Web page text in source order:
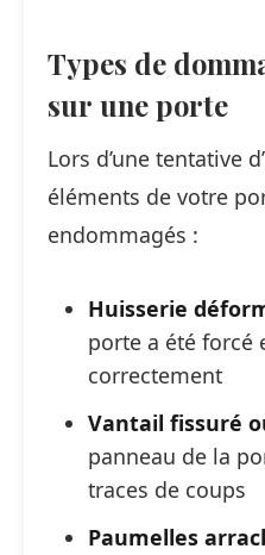
Types de
sur une porte
Lors d’une tentative
éléments de votre
endommagés :
Huisserie
porte a été forcé
correctement
Vantail fissuré
panneau de la
traces de coups
Paumelles